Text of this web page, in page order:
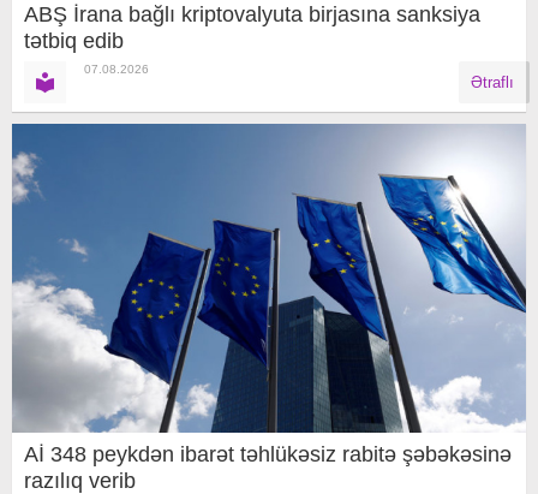
ABŞ İrana bağlı kriptovalyuta birjasına sanksiya
tətbiq edib
07.08.2026
Ətraflı
Aİ 348 peykdən ibarət təhlükəsiz rabitə şəbəkəsinə
razılıq verib